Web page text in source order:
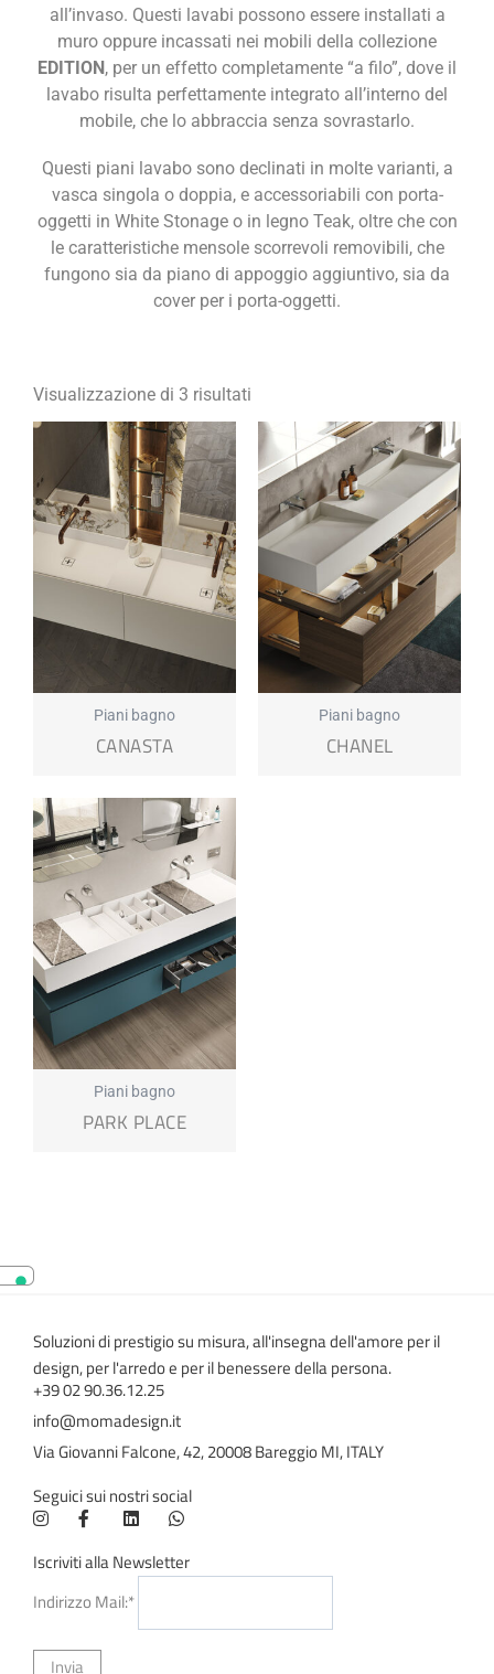
all’invaso. Questi lavabi possono essere installati a
muro oppure incassati nei mobili della collezione
EDITION, per un effetto completamente “a filo”, dove il
lavabo risulta perfettamente integrato all’interno del
mobile, che lo abbraccia senza sovrastarlo.
Questi piani lavabo sono declinati in molte varianti, a
vasca singola o doppia, e accessoriabili con porta-
oggetti in White Stonage o in legno Teak, oltre che con
le caratteristiche mensole scorrevoli removibili, che
fungono sia da piano di appoggio aggiuntivo, sia da
cover per i porta-oggetti.
Visualizzazione di 3 risultati
Piani bagno
CANASTA
Piani bagno
CHANEL
Piani bagno
PARK PLACE
Soluzioni di prestigio su misura, all'insegna dell'amore per il
design, per l'arredo e per il benessere della persona.
+39 02 90.36.12.25
info@momadesign.it
Via Giovanni Falcone, 42, 20008 Bareggio MI, ITALY
Seguici sui nostri social
Iscriviti alla Newsletter
Indirizzo Mail:*